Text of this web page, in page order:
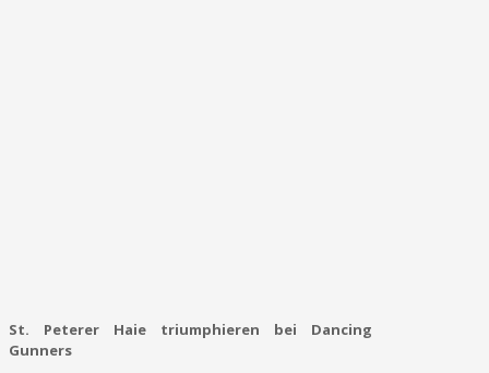
St. Peterer Haie triumphieren bei Dancing
Gunners